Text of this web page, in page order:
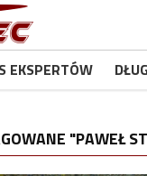
EKSPERTÓW
"PAWEŁ